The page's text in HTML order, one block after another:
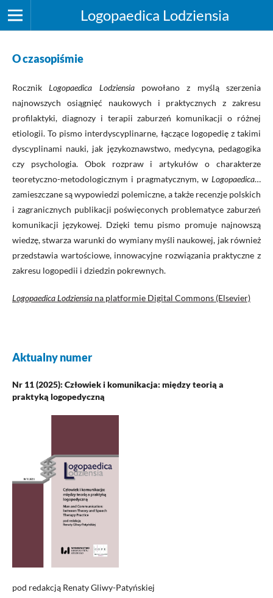
Logopaedica Lodziensia
O czasopiśmie
RocznikLogopaedica Lodziensiapowołano z myślą szerzenia
najnowszych osiągnięć naukowych i praktycznych z zakresu
profilaktyki, diagnozy i terapii zaburzeń komunikacji o różnej
etiologii. To pismo interdyscyplinarne, łączące logopedię z takimi
dyscyplinami nauki, jak językoznawstwo, medycyna, pedagogika
czy psychologia. Obok rozpraw i artykułów o charakterze
teoretyczno-metodologicznym i pragmatycznym, w Logopaedica…
zamieszczane są wypowiedzi polemiczne, a także recenzje polskich
i zagranicznych publikacji poświęconych problematyce zaburzeń
komunikacji językowej. Dzięki temu pismo promuje najnowszą
wiedzę, stwarza warunki do wymiany myśli naukowej, jak również
przedstawia wartościowe, innowacyjne rozwiązania praktyczne z
zakresu logopedii i dziedzin pokrewnych.
Logopaedica Lodziensia na platformie Digital Commons (Elsevier)
Aktualny numer
Nr 11 (2025): Człowiek i komunikacja: między teorią a
praktyką logopedyczną
pod redakcją Renaty Gliwy-Patyńskiej